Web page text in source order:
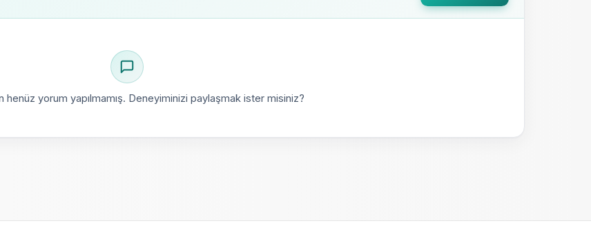
henüz yorum yapılmamış. Deneyiminizi paylaşmak ister misiniz?